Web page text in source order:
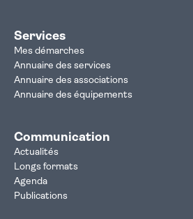
Services
Mes démarches
Annuaire des services
Annuaire des associations
Annuaire des équipements
Communication
Actualités
Longs formats
Agenda
Publications